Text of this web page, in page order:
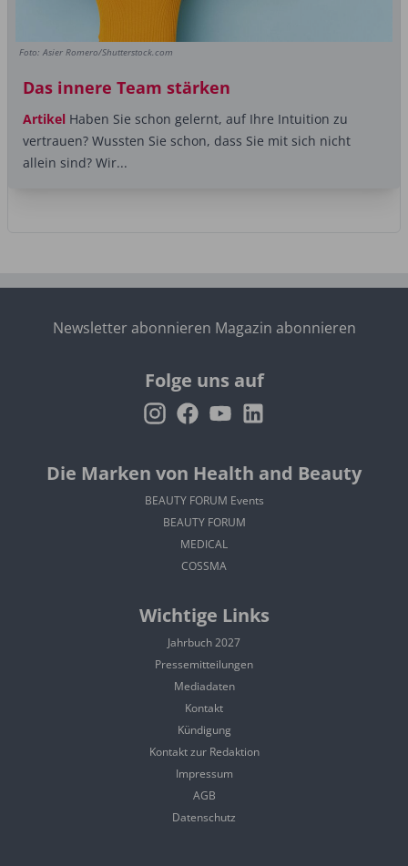
Foto: Asier Romero/Shutterstock.com
Das innere Team stärken
Artikel Haben Sie schon gelernt, auf Ihre Intuition zu
vertrauen? Wussten Sie schon, dass Sie mit sich nicht
allein sind? Wir...
Newsletter abonnieren Magazin abonnieren
Folge uns auf
Die Marken von Health and Beauty
BEAUTY FORUM Events
BEAUTY FORUM
MEDICAL
COSSMA
Wichtige Links
Jahrbuch 2027
Pressemitteilungen
Mediadaten
Kontakt
Kündigung
Kontakt zur Redaktion
Impressum
AGB
Datenschutz